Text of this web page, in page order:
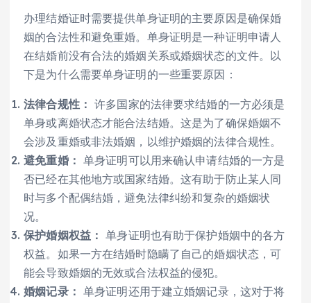
办理结婚证时需要提供单身证明的主要原因是确保婚
姻的合法性和避免重婚。单身证明是一种证明申请人
在结婚前没有合法的婚姻关系或婚姻状态的文件。以
下是为什么需要单身证明的一些重要原因：
法律合规性： 许多国家的法律要求结婚的一方必须是
单身或离婚状态才能合法结婚。这是为了确保婚姻不
会涉及重婚或非法婚姻，以维护婚姻的法律合规性。
避免重婚： 单身证明可以用来确认申请结婚的一方是
否已经在其他地方或国家结婚。这有助于防止某人同
时与多个配偶结婚，避免法律纠纷和复杂的婚姻状
况。
保护婚姻权益： 单身证明也有助于保护婚姻中的各方
权益。如果一方在结婚时隐瞒了自己的婚姻状态，可
能会导致婚姻的无效或合法权益的侵犯。
婚姻记录： 单身证明还用于建立婚姻记录，这对于将